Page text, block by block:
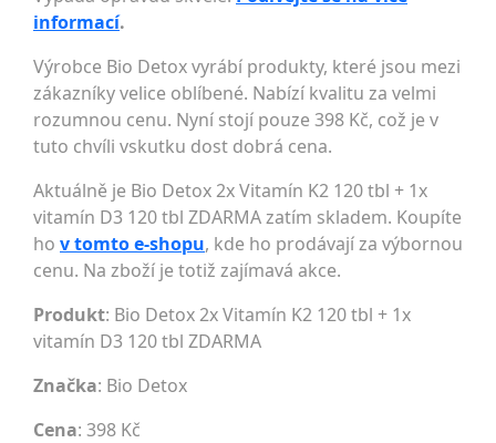
informací.
Výrobce Bio Detox vyrábí produkty, které jsou mezi
zákazníky velice oblíbené. Nabízí kvalitu za velmi
rozumnou cenu. Nyní stojí pouze 398 Kč, což je v
tuto chvíli vskutku dost dobrá cena.
Aktuálně je Bio Detox 2x Vitamín K2 120 tbl + 1x
vitamín D3 120 tbl ZDARMA zatím skladem. Koupíte
ho v tomto e-shopu, kde ho prodávají za výbornou
cenu. Na zboží je totiž zajímavá akce.
Produkt: Bio Detox 2x Vitamín K2 120 tbl + 1x
vitamín D3 120 tbl ZDARMA
Značka: Bio Detox
Cena: 398 Kč